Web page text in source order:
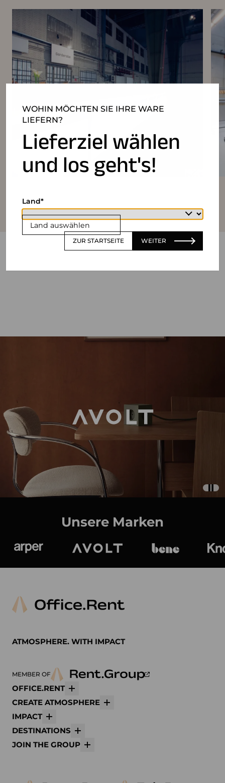
WOHIN MÖCHTEN SIE IHRE WARE
LIEFERN?
Lieferziel wählen
und los geht's!
Land auswählen
Land
ZUR STARTSEITE WEITER
Unsere Marken
ATMOSPHERE. WITH IMPACT
MEMBER OF
OFFICE.RENT
CREATE ATMOSPHERE
IMPACT
DESTINATIONS
JOIN THE GROUP